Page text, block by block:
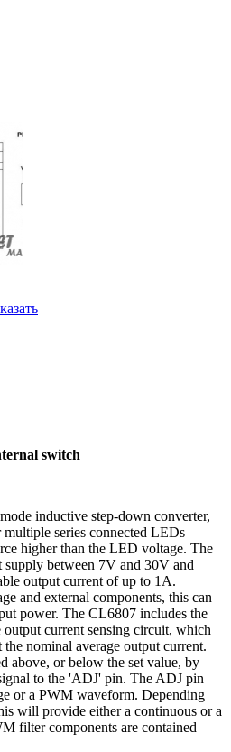
switch
inductive step-down converter,
series connected LEDs
higher than the LED voltage. The
supply between 7V and 30V and
output current of up to 1A.
and external components, this can
power. The CL6807 includes the
current sensing circuit, which
the nominal average output current.
above, or below the set value, by
to the 'ADJ' pin. The ADJ pin
or a PWM waveform. Depending
will provide either a continuous or a
filter components are contained